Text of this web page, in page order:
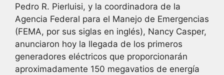
Pedro R. Pierluisi, y la coordinadora de la
Agencia Federal para el Manejo de Emergencias
(FEMA, por sus siglas en inglés), Nancy Casper,
anunciaron hoy la llegada de los primeros
generadores eléctricos que proporcionarán
aproximadamente 150 megavatios de energía